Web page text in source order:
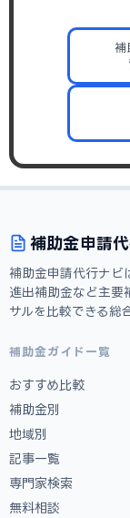
補
補助金申請
補助金申請代行ナビ
進出補助金など主要
サルを比較できる総
補助金ガイド一覧
おすすめ比較
補助金別
地域別
記事一覧
専門家検索
無料相談